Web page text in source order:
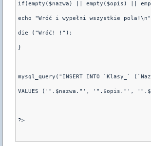
if(empty($nazwa) || empty($opis) ||
echo "Wróć i wypełni wszystkie
die ("Wróć! !");
}
mysql_query("INSERT INTO `Klasy_`
VALUES ('".$nazwa."', '".$opis."',
?>